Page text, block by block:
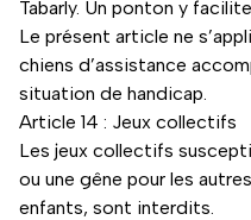
Tabarly. Un ponton y
Le présent article ne
chiens d’assistance
situation de handicap.
Article 14 : Jeux collectifs
Les jeux collectifs
ou une gêne pour les
enfants, sont interdits.